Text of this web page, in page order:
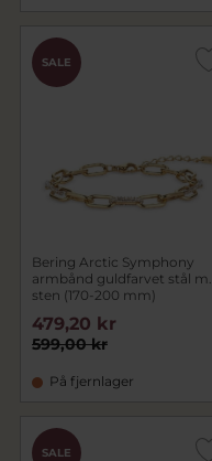
SALE
Bering Arctic Symphony
armbånd guldfarvet stål m.
sten (170-200 mm)
599,00 kr
479,20 kr
På fjernlager
SALE